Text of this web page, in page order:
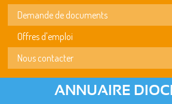
Demande de documents
Offres d'emploi
Nous contacter
ANNUAIRE